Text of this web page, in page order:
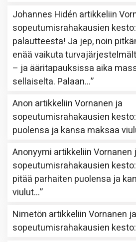
Johannes Hidén artikkeliin
sopeutumisrahakausien kesto
palautteesta! Ja jep, noin
enää vaikuta
– ja ääritapauksissa aika
sellaiselta. Palaan…”
Anon artikkeliinVornanen ja
sopeutumisrahakausien kesto
puolensa ja kansa maksaa
Anonyymi artikkeliinVornanen
sopeutumisrahakausien kesto
pitää parhaiten puolensa ja
viulut…”
Nimetön artikkeliinVornanen ja
sopeutumisrahakausien kesto